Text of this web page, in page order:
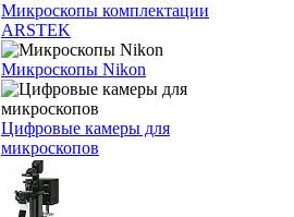
Микроскопы комплектации
ARSTEK
Микроскопы Nikon
Цифровые камеры для
микроскопов